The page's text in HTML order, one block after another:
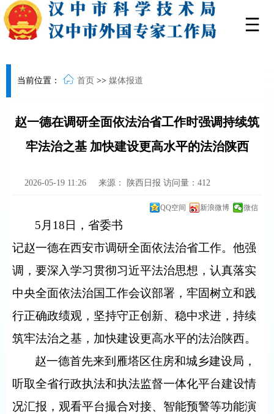
当前位置： 首页 >> 媒体报道
赵一德在调研全面依法治省工作时强调持续筑
牢法治之基 加快建设更高水平的法治陕西
2026-05-19 11:26 来源： 陕西日报 访问量： 412
QQ空间 新浪微博 微信
5月18日，省委书
记赵一德在西安市调研全面依法治省工作。他强
调，要深入学习贯彻习近平法治思想，认真落实
中央全面依法治国工作会议部署，牢固树立和践
行正确政绩观，坚持守正创新、稳中求进，持续
筑牢法治之基，加快建设更高水平的法治陕西。
赵一德首先来到雁塔区住房和城乡建设局，
听取全省行政执法和执法监督一体化平台建设情
况汇报，观看平台撮合对接、智能预警等功能演